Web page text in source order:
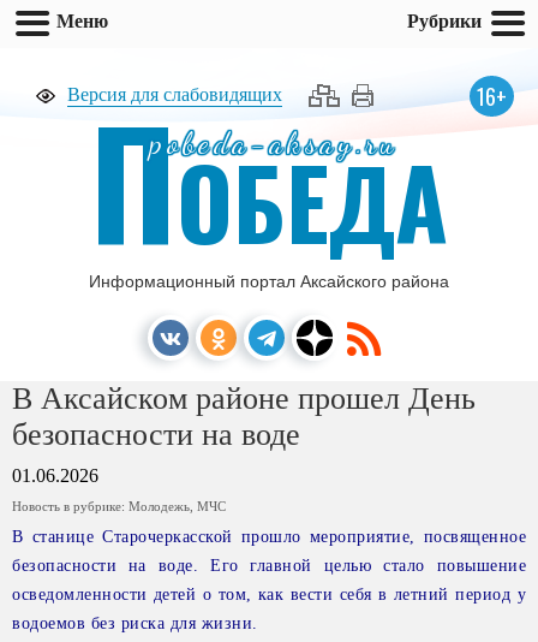
Версия для слабовидящих 16+
pobeda-aksay.ru
ПОБЕДА
Информационный портал Аксайского района
В Аксайском районе прошел День
безопасности на воде
01.06.2026
Новость в рубрике: Молодежь МЧС
В станице Старочеркасской прошло мероприятие, посвященное
безопасности на воде. Его главной целью стало повышение
осведомленности детей о том, как вести себя в летний период у
водоемов без риска для жизни.
Меню Рубрики